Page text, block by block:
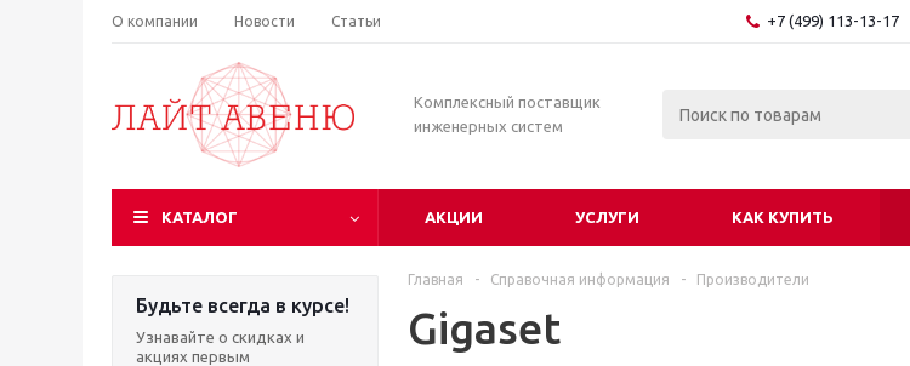
О компании Новости Статьи +7 (499) 113-13-17
Комплексный поставщик
инженерных систем
КАТАЛОГ АКЦИИ УСЛУГИ КАК КУПИТЬ
Будьте всегда в курсе!
Узнавайте о скидках и
акциях первым
Главная - Справочная информация - Производители
Gigaset